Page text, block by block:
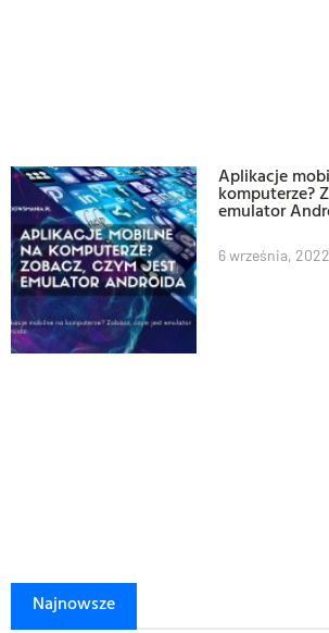
Aplikacje
komputerze?
emulator
6 września, 2022
Najnowsze